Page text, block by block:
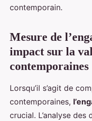
contemporain.
Mesure de
impact sur la
contemporaines
Lorsqu’il s’agit de
contemporaines,
crucial. L’analyse des